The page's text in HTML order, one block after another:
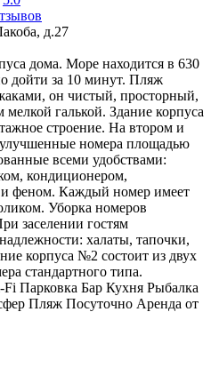
д.27
дома. Море находится в 630
дойти за 10 минут. Пляж
он чистый, просторный,
мелкой галькой. Здание корпуса
строение. На втором и
номера площадью
всеми удобствами:
кондиционером,
и феном. Каждый номер имеет
Уборка номеров
заселении гостям
халаты, тапочки,
корпуса №2 состоит из двух
стандартного типа.
Fi Парковка Бар Кухня Рыбалка
Пляж Посуточно Аренда от